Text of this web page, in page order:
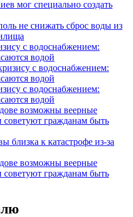
не снижать сброс воды из
с водоснабжением:
водой
с водоснабжением:
водой
возможны веерные
советуют гражданам быть
возможны веерные
советуют гражданам быть